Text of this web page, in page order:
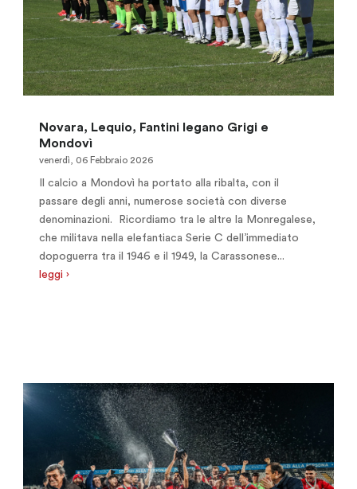
Novara, Lequio, Fantini legano Grigi e
Mondovì
venerdì, 06 Febbraio 2026
Il calcio a Mondovì ha portato alla ribalta, con il
passare degli anni, numerose società con diverse
denominazioni. Ricordiamo tra le altre la Monregalese,
che militava nella elefantiaca Serie C dell’immediato
dopoguerra tra il 1946 e il 1949, la Carassonese...
leggi ›